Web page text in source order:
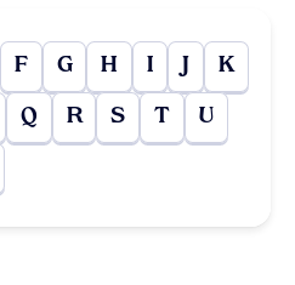
F G H I J K
Q R S T U